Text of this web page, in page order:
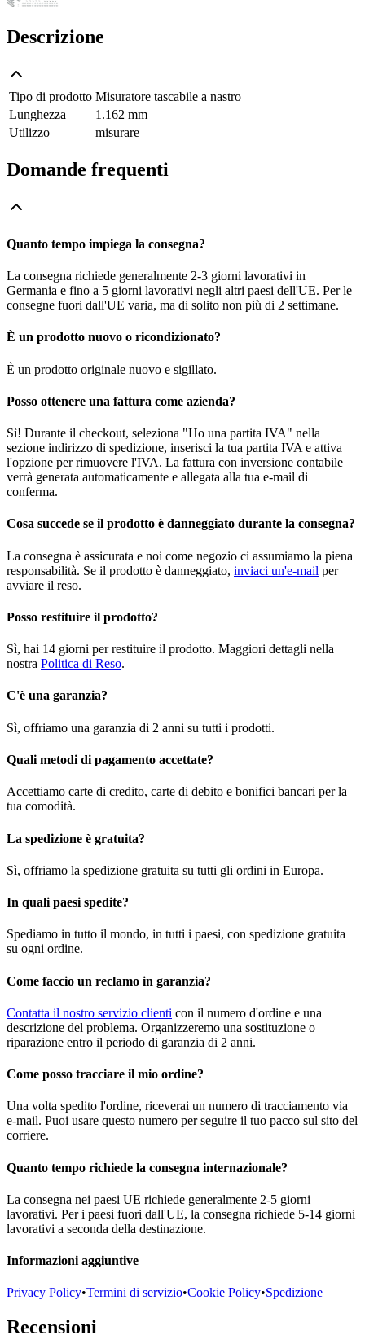
Descrizione
Tipo di prodotto Misuratore tascabile a nastro
Lunghezza
1.162 mm
Utilizzo
misurare
Domande frequenti
Quanto tempo impiega la consegna?
La consegna richiede generalmente 2-3 giorni lavorativi in
Germania e fino a 5 giorni lavorativi negli altri paesi dell'UE. Per le
consegne fuori dall'UE varia, ma di solito non più di 2 settimane.
È un prodotto nuovo o ricondizionato?
È un prodotto originale nuovo e sigillato.
Posso ottenere una fattura come azienda?
Sì! Durante il checkout, seleziona "Ho una partita IVA" nella
sezione indirizzo di spedizione, inserisci la tua partita IVA e attiva
l'opzione per rimuovere l'IVA. La fattura con inversione contabile
verrà generata automaticamente e allegata alla tua e-mail di
conferma.
Cosa succede se il prodotto è danneggiato durante la consegna?
La consegna è assicurata e noi come negozio ci assumiamo la piena
responsabilità. Se il prodotto è danneggiato, inviaci un'e-mail per
avviare il reso.
Posso restituire il prodotto?
Sì, hai 14 giorni per restituire il prodotto. Maggiori dettagli nella
nostra Politica di Reso.
C'è una garanzia?
Sì, offriamo una garanzia di 2 anni su tutti i prodotti.
Quali metodi di pagamento accettate?
Accettiamo carte di credito, carte di debito e bonifici bancari per la
tua comodità.
La spedizione è gratuita?
Sì, offriamo la spedizione gratuita su tutti gli ordini in Europa.
In quali paesi spedite?
Spediamo in tutto il mondo, in tutti i paesi, con spedizione gratuita
su ogni ordine.
Come faccio un reclamo in garanzia?
Contatta il nostro servizio clienti con il numero d'ordine e una
descrizione del problema. Organizzeremo una sostituzione o
riparazione entro il periodo di garanzia di 2 anni.
Come posso tracciare il mio ordine?
Una volta spedito l'ordine, riceverai un numero di tracciamento via
e-mail. Puoi usare questo numero per seguire il tuo pacco sul sito del
corriere.
Quanto tempo richiede la consegna internazionale?
La consegna nei paesi UE richiede generalmente 2-5 giorni
lavorativi. Per i paesi fuori dall'UE, la consegna richiede 5-14 giorni
lavorativi a seconda della destinazione.
Informazioni aggiuntive
Privacy Policy•Termini di servizio•Cookie Policy•Spedizione
Recensioni